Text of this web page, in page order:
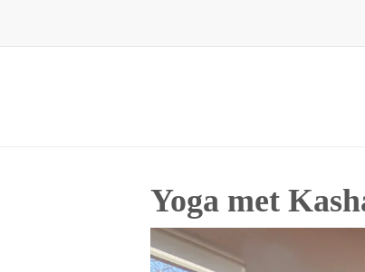
content
Yoga met